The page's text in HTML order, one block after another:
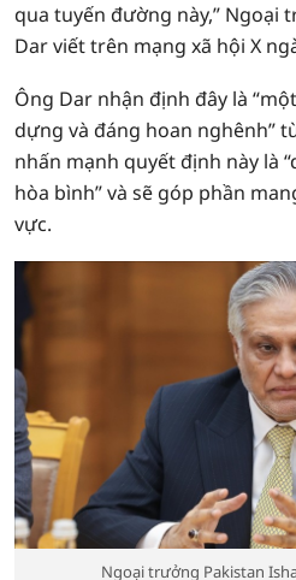
qua tuyến đường này,” Ngoại
Dar viết trên mạng xã hội X
Ông Dar nhận định đây là
dựng và đáng hoan nghênh”
nhấn mạnh quyết định này là
hòa bình” và sẽ góp phần
vực.
Ngoại trưởng Pakistan